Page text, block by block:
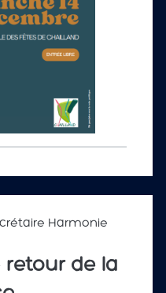
Harmonie
retour de la